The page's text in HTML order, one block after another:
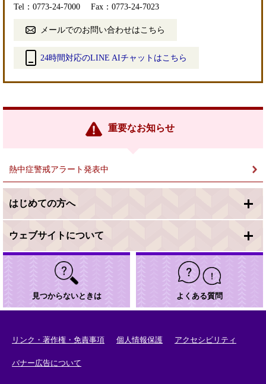
Tel：0773-24-7000
Fax：0773-24-7023
メールでのお問い合わせはこちら
24時間対応のLINE AIチャットはこちら
リ
重要なお知らせ
熱中症警戒アラート発表中
はじめての方へ
ウェブサイトについて
見つからないときは よくある質問
リンク・著作権・免責事項 個人情報保護 アクセシビリティ
バナー広告について